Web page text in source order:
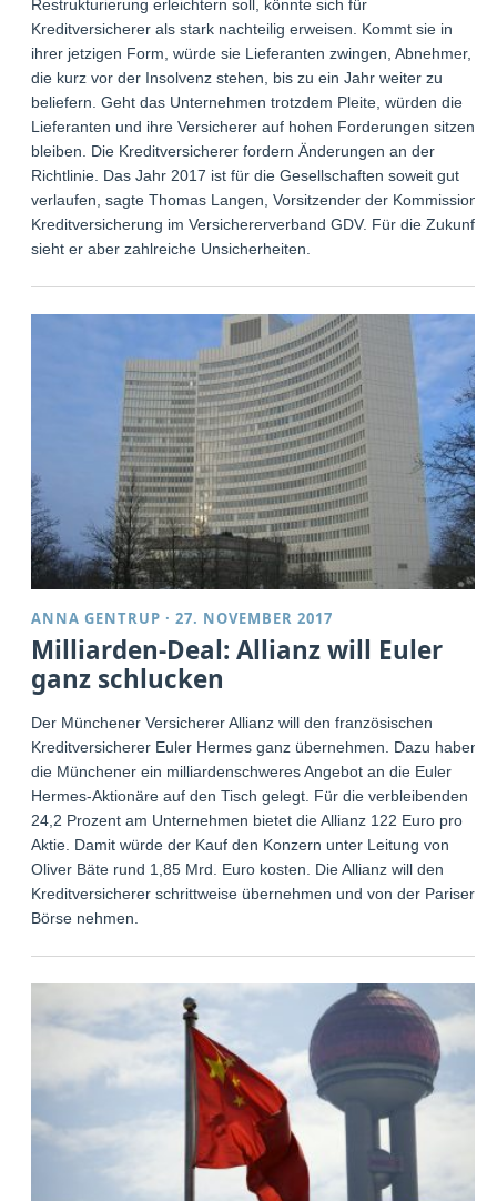
Restrukturierung erleichtern soll, könnte sich für
Kreditversicherer als stark nachteilig erweisen. Kommt sie in
ihrer jetzigen Form, würde sie Lieferanten zwingen, Abnehmer,
die kurz vor der Insolvenz stehen, bis zu ein Jahr weiter zu
beliefern. Geht das Unternehmen trotzdem Pleite, würden die
Lieferanten und ihre Versicherer auf hohen Forderungen sitzen
bleiben. Die Kreditversicherer fordern Änderungen an der
Richtlinie. Das Jahr 2017 ist für die Gesellschaften soweit gut
verlaufen, sagte Thomas Langen, Vorsitzender der Kommission
Kreditversicherung im Versichererverband GDV. Für die Zukunft
sieht er aber zahlreiche Unsicherheiten.
ANNA GENTRUP ·27. NOVEMBER 2017
Milliarden-Deal: Allianz will Euler
ganz schlucken
Der Münchener Versicherer Allianz will den französischen
Kreditversicherer Euler Hermes ganz übernehmen. Dazu haben
die Münchener ein milliardenschweres Angebot an die Euler
Hermes-Aktionäre auf den Tisch gelegt. Für die verbleibenden
24,2 Prozent am Unternehmen bietet die Allianz 122 Euro pro
Aktie. Damit würde der Kauf den Konzern unter Leitung von
Oliver Bäte rund 1,85 Mrd. Euro kosten. Die Allianz will den
Kreditversicherer schrittweise übernehmen und von der Pariser
Börse nehmen.